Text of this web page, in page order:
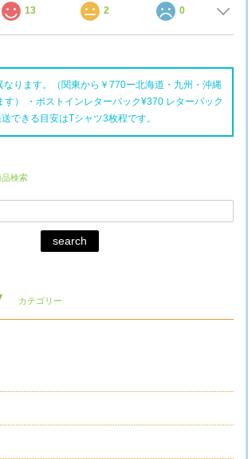
13 2 0
なります。（関東から￥770ー北海道・九州・沖縄
す） ・ポストインレターパック¥370 レターパック
できる目安はTシャツ3枚程です。
品検索
search
カテゴリー